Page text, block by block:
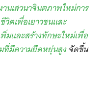
านเสวนาจินตภาพใหม่การ
วิตเพื่อเยาวชนและ
พิ่มและสร้างทักษะใหม่เพื่อ
ที่มีความยืดหยุ่นสูงจัดขึ้น